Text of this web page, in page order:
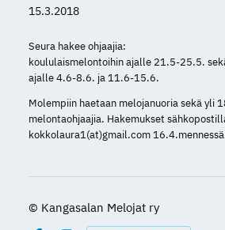
15.3.2018
Seura hakee ohjaajia:
koululaismelontoihin ajalle 21.5-25.5.
ajalle 4.6-8.6. ja 11.6-15.6.
Molempiin haetaan melojanuoria sekä yli
melontaohjaajia. Hakemukset
kokkolaura1(at)gmail.com
© Kangasalan Melojat ry